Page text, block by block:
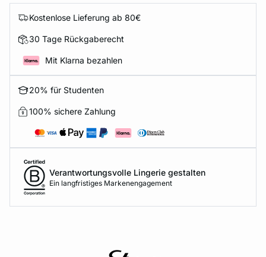
Kostenlose Lieferung ab 80€
30 Tage Rückgaberecht
Mit Klarna bezahlen
20% für Studenten
100% sichere Zahlung
Verantwortungsvolle Lingerie gestalten
Ein langfristiges Markenengagement